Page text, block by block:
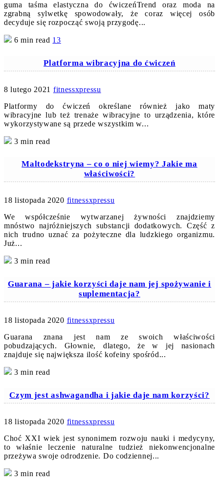
guma taśma elastyczna do ćwiczeńTrend oraz moda na
zgrabną sylwetkę spowodowały, że coraz więcej osób
decyduje się rozpocząć swoją przygodę...
6 min read 13
Platforma wibracyjna do ćwiczeń
8 lutego 2021 fitnessxpressu
Platformy do ćwiczeń określane również jako maty
wibracyjne lub też trenaże wibracyjne to urządzenia, które
wykorzystywane są przede wszystkim w...
3 min read
Maltodekstryna – co o niej wiemy? Jakie ma
właściwości?
18 listopada 2020 fitnessxpressu
We współcześnie wytwarzanej żywności znajdziemy
mnóstwo najróżniejszych substancji dodatkowych. Część z
nich trudno uznać za pożyteczne dla ludzkiego organizmu.
Już...
3 min read
Guarana – jakie korzyści daje nam jej spożywanie i
suplementacja?
18 listopada 2020 fitnessxpressu
Guarana znana jest nam ze swoich właściwości
pobudzających. Głownie, dlatego, że w jej nasionach
znajduje się największa ilość kofeiny spośród...
3 min read
Czym jest ashwagandha i jakie daje nam korzyści?
18 listopada 2020 fitnessxpressu
Choć XXI wiek jest synonimem rozwoju nauki i medycyny,
to właśnie leczenie naturalne tudzież niekonwencjonalne
przeżywa swoje odrodzenie. Do codziennej...
3 min read